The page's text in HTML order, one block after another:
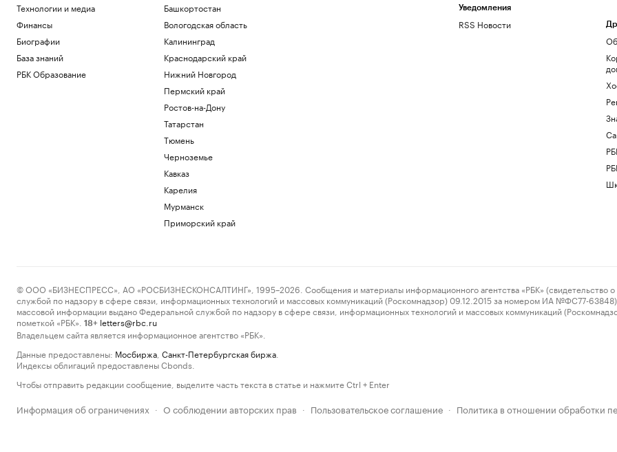
Технологии и медиа
Финансы
Биографии
База знаний
РБК Образование
Башкортостан
Вологодская область
Калининград
Краснодарский край
Нижний Новгород
Пермский край
Ростов-на-Дону
Татарстан
Тюмень
Черноземье
Кавказ
Карелия
Мурманск
Приморский край
Уведомления
RSS Новости
© ООО «БИЗНЕСПРЕСС», АО «РОСБИЗНЕСКОНСАЛТИНГ», 1995–2026. Сообщения и материалы информационного агентства «РБК» (свидетельство о
службой по надзору в сфере связи, информационных технологий и массовых коммуникаций (Роскомнадзор) 09.12.2015 за номером ИА №ФС77-63848)
массовой информации выдано Федеральной службой по надзору в сфере связи, информационных технологий и массовых коммуникаций
пометкой «РБК».
18+ letters@rbc.ru
Владельцем сайта является информационное агентство «РБК».
Данные предоставлены: Мосбиржа Санкт-Петербургская биржа
Индексы облигаций предоставлены Cbonds.
Чтобы отправить редакции сообщение, выделите часть текста в статье и нажмите Ctrl + Enter
Информация об ограничениях · О соблюдении авторских прав · Пользовательское соглашение · Политика в отношении обработки